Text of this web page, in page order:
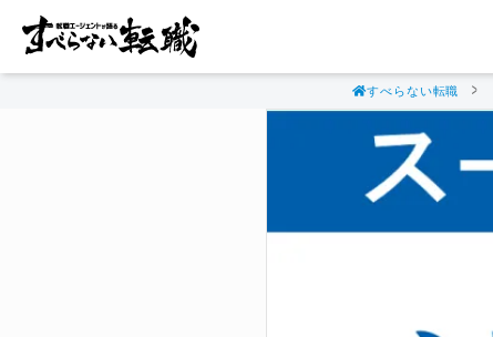
すべらない転職